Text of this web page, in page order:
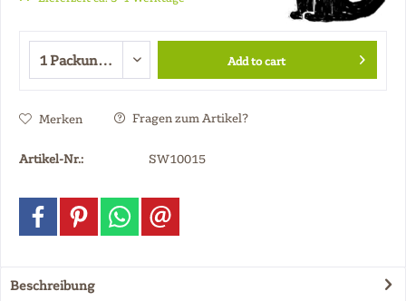
Add to cart
Merken Fragen zum Artikel?
Artikel-Nr.: SW10015
Beschreibung